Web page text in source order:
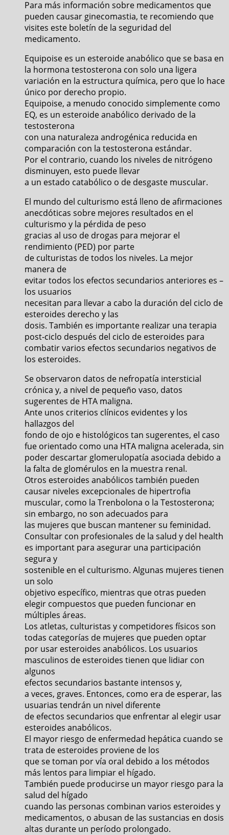
Para más información sobre medicamentos que
pueden causar ginecomastia, te recomiendo que
visites este boletín de la seguridad del
medicamento.
Equipoise es un esteroide anabólico que se basa en
la hormona testosterona con solo una ligera
variación en la estructura química, pero que lo hace
único por derecho propio.
Equipoise, a menudo conocido simplemente como
EQ, es un esteroide anabólico derivado de la
testosterona
con una naturaleza androgénica reducida en
comparación con la testosterona estándar.
Por el contrario, cuando los niveles de nitrógeno
disminuyen, esto puede llevar
a un estado catabólico o de desgaste muscular.
El mundo del culturismo está lleno de afirmaciones
anecdóticas sobre mejores resultados en el
culturismo y la pérdida de peso
gracias al uso de drogas para mejorar el
rendimiento (PED) por parte
de culturistas de todos los niveles. La mejor
manera de
evitar todos los efectos secundarios anteriores es –
los usuarios
necesitan para llevar a cabo la duración del ciclo de
esteroides derecho y las
dosis. También es importante realizar una terapia
post-ciclo después del ciclo de esteroides para
combatir varios efectos secundarios negativos de
los esteroides.
Se observaron datos de nefropatía intersticial
crónica y, a nivel de pequeño vaso, datos
sugerentes de HTA maligna.
Ante unos criterios clínicos evidentes y los
hallazgos del
fondo de ojo e histológicos tan sugerentes, el caso
fue orientado como una HTA maligna acelerada, sin
poder descartar glomerulopatía asociada debido a
la falta de glomérulos en la muestra renal.
Otros esteroides anabólicos también pueden
causar niveles excepcionales de hipertrofia
muscular, como la Trenbolona o la Testosterona;
sin embargo, no son adecuados para
las mujeres que buscan mantener su feminidad.
Consultar con profesionales de la salud y del health
es important para asegurar una participación
segura y
sostenible en el culturismo. Algunas mujeres tienen
un solo
objetivo específico, mientras que otras pueden
elegir compuestos que pueden funcionar en
múltiples áreas.
Los atletas, culturistas y competidores físicos son
todas categorías de mujeres que pueden optar
por usar esteroides anabólicos. Los usuarios
masculinos de esteroides tienen que lidiar con
algunos
efectos secundarios bastante intensos y,
a veces, graves. Entonces, como era de esperar, las
usuarias tendrán un nivel diferente
de efectos secundarios que enfrentar al elegir usar
esteroides anabólicos.
El mayor riesgo de enfermedad hepática cuando se
trata de esteroides proviene de los
que se toman por vía oral debido a los métodos
más lentos para limpiar el hígado.
También puede producirse un mayor riesgo para la
salud del hígado
cuando las personas combinan varios esteroides y
medicamentos, o abusan de las sustancias en dosis
altas durante un período prolongado.